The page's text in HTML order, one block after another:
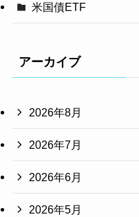
米国債ETF
アーカイブ
2026年8月
2026年7月
2026年6月
2026年5月